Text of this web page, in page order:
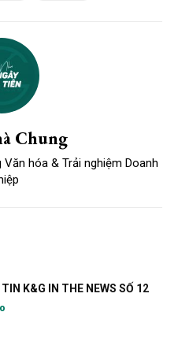
Chung
hóa & Trải nghiệm Doanh
TIN K&G IN THE NEWS SỐ 12